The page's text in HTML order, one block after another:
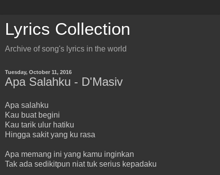
Lyrics Collection
Archive of song's lyrics in the world
Tuesday, October 11, 2016
Apa Salahku - D'Masiv
Apa salahku
Kau buat begini
Kau tarik ulur hatiku
Hingga sakit yang ku rasa
Apa memang ini yang kamu inginkan
Tak ada sedikitpun niat tuk serius kepadaku